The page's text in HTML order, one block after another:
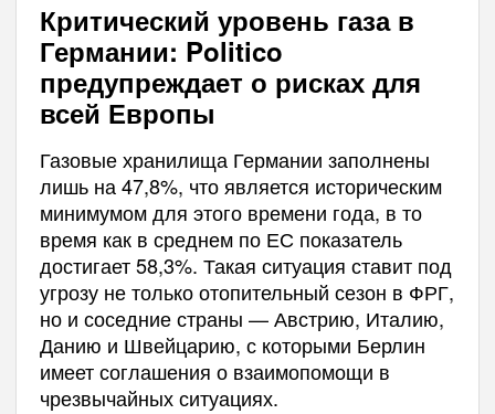
Критический уровень газа в
Германии: Politico
предупреждает о рисках для
всей Европы
Газовые хранилища Германии заполнены
лишь на 47,8%, что является историческим
минимумом для этого времени года, в то
время как в среднем по ЕС показатель
достигает 58,3%. Такая ситуация ставит под
угрозу не только отопительный сезон в ФРГ,
но и соседние страны — Австрию, Италию,
Данию и Швейцарию, с которыми Берлин
имеет соглашения о взаимопомощи в
чрезвычайных ситуациях.